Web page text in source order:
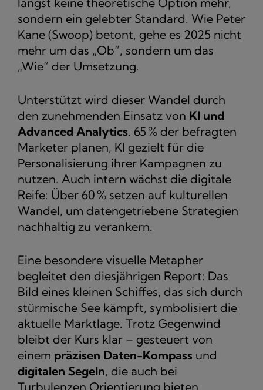
sondern ein gelebter Standard. Wie Peter
Kane (Swoop) betont, gehe es 2025 nicht
mehr um das „Ob“, sondern um das
„Wie“ der Umsetzung.
Unterstützt wird dieser Wandel durch
den zunehmenden Einsatz von KI und
Advanced Analytics. 65 % der befragten
Marketer planen, KI gezielt für die
Personalisierung ihrer Kampagnen zu
nutzen. Auch intern wächst die digitale
Reife: Über 60 % setzen auf kulturellen
Wandel, um datengetriebene Strategien
nachhaltig zu verankern.
Eine besondere visuelle Metapher
begleitet den diesjährigen Report: Das
Bild eines kleinen Schiffes, das sich durch
stürmische See kämpft, symbolisiert die
aktuelle Marktlage. Trotz Gegenwind
bleibt der Kurs klar – gesteuert von
einem präzisen Daten-Kompass und
digitalen Segeln, die auch bei
Turbulenzen Orientierung bieten.